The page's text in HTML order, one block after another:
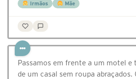
Irmãos Mãe
Passamos em frente a um motel e
de um casal sem roupa